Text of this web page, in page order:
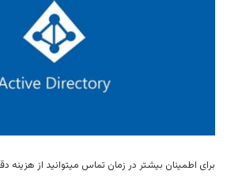
برای اطمینان بیشتر در زمان تماس میتوانید از